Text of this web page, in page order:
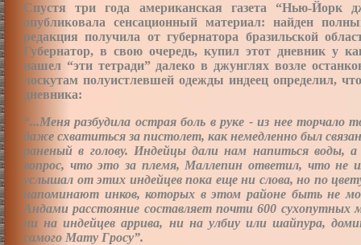
Спустя три года американская газета “Нью-Йорк
опубликовала сенсационный материал: найден
редакция получила от губернатора бразильской
Губернатор, в свою очередь, купил этот дневник у
нашел “эти тетради” далеко в джунглях возле
лоскутам полуистлевшей одежды индеец определил,
дневника:
“...Меня разбудила острая боль в руке - из нее торчало
даже схватиться за пистолет, как немедленно был
раненый в голову. Индейцы дали нам напиться воды,
вопрос, что это за племя, Маллепин ответил, что не
услышал от этих индейцев пока еще ни слова, но по
напоминают инков, которых в этом районе быть не
Андами расстояние составляет почти 600
ни на индейцев аррива, ни на улбиу или шайпура,
самого Мату Гросу”.